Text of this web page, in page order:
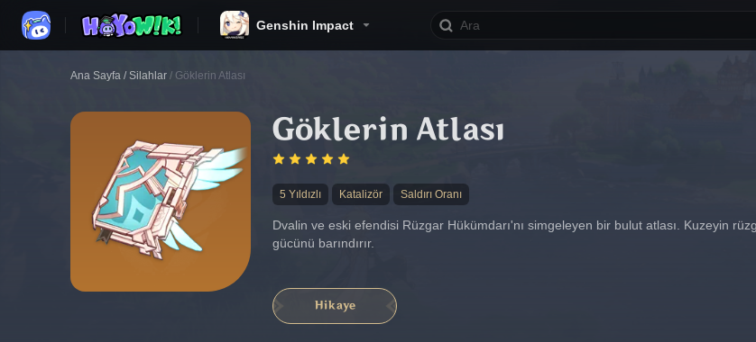
Genshin Impact
Ana Sayfa / Silahlar / Göklerin Atlası
Göklerin Atlası
5 Yıldızlı Katalizör Saldırı Oranı
Dvalin ve eski efendisi Rüzgar Hükümdarı'nı simgeleyen bir bulut atlası. Kuzeyin
gücünü barındırır.
Hikaye